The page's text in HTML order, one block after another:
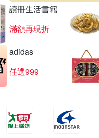
讀冊生活書籍
滿額再現折
adidas
任選999